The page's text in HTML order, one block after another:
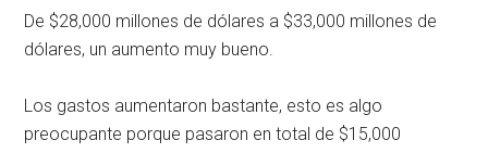
De $28,000 millones de dólares a $33,000 millones de
dólares, un aumento muy bueno.
Los gastos aumentaron bastante, esto es algo
preocupante porque pasaron en total de $15,000